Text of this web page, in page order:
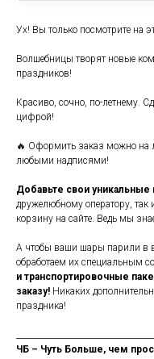
Ух! Вы только посмотрите на
Волшебницы творят новые
праздников!
Красиво, сочно, по-летнему.
цифрой!
🔥 Оформить заказ можно на
любыми надписями!
Добавьте свои уникальные
дружелюбному оператору,
корзину на сайте. Ведь мы
А чтобы ваши шары парили в
обработаем их специальным
и транспортировочные
заказу! Никаких
праздника!
ЧБ – Чуть Больше, чем